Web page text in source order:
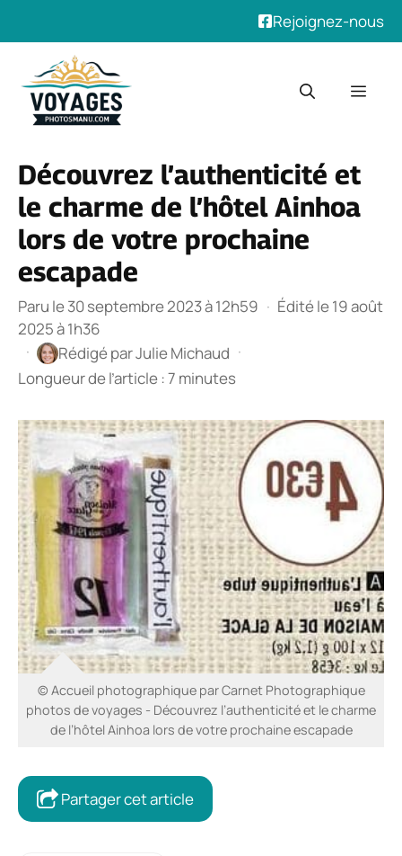
Rejoignez-nous
contenu
Découvrez l’authenticité et
le charme de l’hôtel Ainhoa
lors de votre prochaine
escapade
Paru le 30 septembre 2023 à 12h59 · Édité le 19 août
2025 à 1h36
·
Rédigé parJulie Michaud ·
Longueur de l’article : 7 minutes
© Accueil photographique par Carnet Photographique
photos de voyages - Découvrez l’authenticité et le charme
de l’hôtel Ainhoa lors de votre prochaine escapade
Partager cet article